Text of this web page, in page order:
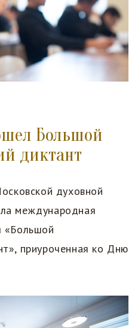
Большой
диктант
духовной
международная
«Большой
приуроченная ко Дню